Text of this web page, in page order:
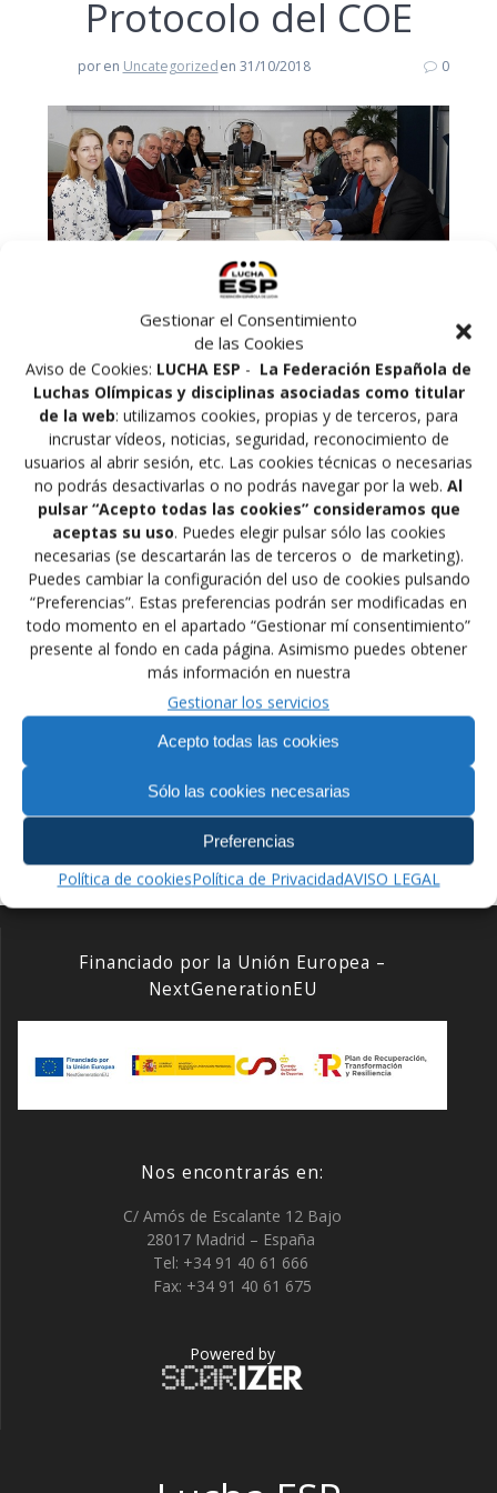
Gestionar el Consentimiento
de las Cookies
Aviso de Cookies: LUCHA ESP - La Federación Española de
Luchas Olímpicas y disciplinas asociadas como titular
de la web: utilizamos cookies, propias y de terceros, para
incrustar vídeos, noticias, seguridad, reconocimiento de
usuarios al abrir sesión, etc. Las cookies técnicas o necesarias
no podrás desactivarlas o no podrás navegar por la web. Al
pulsar “Acepto todas las cookies” consideramos que
aceptas su uso. Puedes elegir pulsar sólo las cookies
necesarias (se descartarán las de terceros o de marketing).
Puedes cambiar la configuración del uso de cookies pulsando
“Preferencias”. Estas preferencias podrán ser modificadas en
todo momento en el apartado “Gestionar mí consentimiento”
presente al fondo en cada página. Asimismo puedes obtener
más información en nuestra
Gestionar los servicios
Acepto todas las cookies
Sólo las cookies necesarias
Preferencias
Política de cookiesPolítica de PrivacidadAVISO LEGAL
Protocolo del COE
poren Uncategorizeden 31/10/2018 0
Ayer 30 de octubre, se ha reunido en la sede del
Comité Olímpico Español, la Comisión de Distinciones y
Protocolo de la institución olímpica, asistida por la
Secretaria General del COE, Victoria Cabezas y presidida
por Joan Garrigós. A la reunión han asistido los
Presidentes y Representantes de distintas Federaciones
Nacionales entre ellas: Golf, Baile Deportivo, Rugby,
Balonmano, Deportes de Invierno, Patinaje,
Piragüismo, nuestro Presidente Francisco Javier
Iglesias, así como la directora de Gabinete del COE,
Sara Martín.
Navegación
de
entradas
Anterior:
Grappling y MMA
Siguiente:
Siguiente
María José Rienda,
las Federaciones
Financiado por la Unión Europea –
NextGenerationEU
Nos encontrarás en:
C/ Amós de Escalante 12 Bajo
28017 Madrid – España
Tel: +34 91 40 61 666
Fax: +34 91 40 61 675
Powered by